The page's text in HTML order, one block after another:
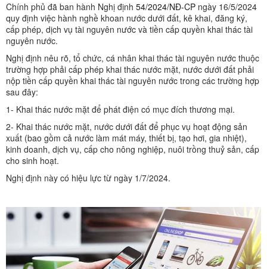
Chính phủ đã ban hành Nghị định 54/2024/NĐ-CP ngày 16/5/2024
quy định việc hành nghề khoan nước dưới đất, kê khai, đăng ký,
cấp phép, dịch vụ tài nguyên nước và tiền cấp quyền khai thác tài
nguyên nước.
Nghị định nêu rõ, tổ chức, cá nhân khai thác tài nguyên nước thuộc
trường hợp phải cấp phép khai thác nước mặt, nước dưới đất phải
nộp tiền cấp quyền khai thác tài nguyên nước trong các trường hợp
sau đây:
1- Khai thác nước mặt để phát điện có mục đích thương mại.
2- Khai thác nước mặt, nước dưới đất để phục vụ hoạt động sản
xuất (bao gồm cả nước làm mát máy, thiết bị, tạo hơi, gia nhiệt),
kinh doanh, dịch vụ, cấp cho nông nghiệp, nuôi trồng thuỷ sản, cấp
cho sinh hoạt.
Nghị định này có hiệu lực từ ngày 1/7/2024.